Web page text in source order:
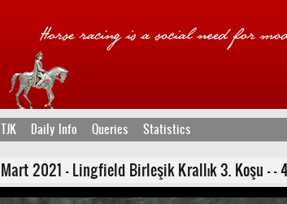
TJK Daily Info Queries Statistics
Mart 2021 - Lingfield Birleşik Krallık 3. Koşu - -